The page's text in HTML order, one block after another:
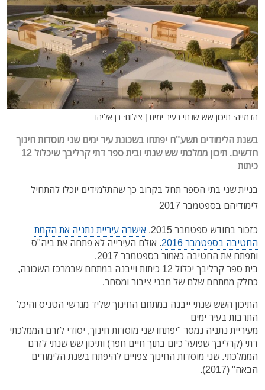
הדמייה: תיכון שש שנתי בעיר ימים | צילום: רן אליהו
בשנת הלימודים תשע"ח יפתחו בשכונת עיר ימים שני מוסדות חינוך
חדשים. תיכון ממלכתי שש שנתי ובית ספר דתי קרליבך שיכלול 12
כיתות
בניית שני בתי הספר תחל בקרוב כך שהתלמידים יוכלו להתחיל
לימודיהם בספטמבר 2017
כזכור בחודש ספטמבר 2015,
אישרה עיריית נתניה את הקמת
החטיבה בספטמבר 2016
. אולם העירייה לא פתחה את ביה"ס
ותפתח את החטיבה כאמור בספטמבר 2017.
בית ספר קרליבך יכלול 12 כיתות וייבנה במתחם שבמרכז השכונה,
כחלק ממתחם שלם של מבני ציבור ומסחר.
התיכון השש שנתי ייבנה במתחם החינוך שליד מגרשי הטניס והיכל
התרבות בעיר ימים
מעיריית נתניה נמסר "יפתחו שני מוסדות חינוך, יסודי לזרם הממלכתי
דתי (קרליבך שפועל כיום בתוך חיים חפר) ותיכון שש שנתי לזרם
הממלכתי. שני מוסדות החינוך צפויים להיפתח בשנת הלימודים
הבאה" (2017).